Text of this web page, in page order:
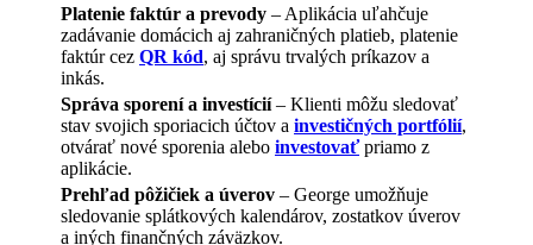
Platenie faktúr a prevody – Aplikácia uľahčuje
zadávanie domácich aj zahraničných platieb, platenie
faktúr cez QR kód, aj správu trvalých príkazov a
inkás.
Správa sporení a investícií– Klienti môžu sledovať
stav svojich sporiacich účtov a investičných portfólií,
otvárať nové sporenia alebo investovaťpriamo z
aplikácie.
Prehľad pôžičiek a úverov – George umožňuje
sledovanie splátkových kalendárov, zostatkov úverov
a iných finančných záväzkov.